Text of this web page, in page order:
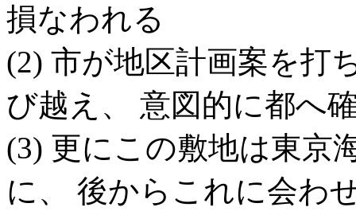
損なわれる
(2) 市が地区計画案を打
び越え、 意図的に都へ
(3) 更にこの敷地は東京
に、 後からこれに会わ